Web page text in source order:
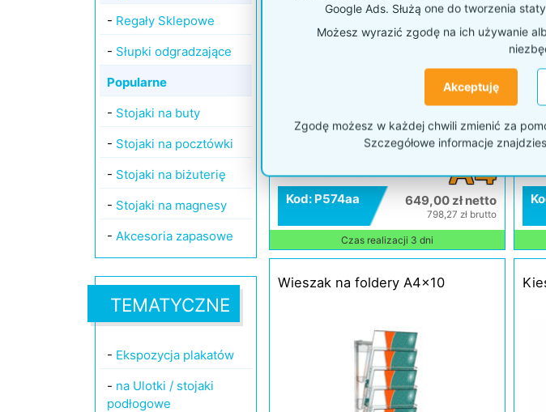
- Regały Sklepowe
- Słupki odgradzające
Popularne
- Stojaki na buty
- Stojaki na pocztówki
- Stojaki na biżuterię
- Stojaki na magnesy
- Akcesoria zapasowe
TEMATYCZNE
- Ekspozycja plakatów
- na Ulotki / stojaki
podłogowe
A4
Kod: P574aa 649,00 zł netto
798,27 zł brutto
Czas realizacji 3 dni
Wieszak na foldery A4x10
Google Ads. Służą one do tworzenia
Możesz wyrazić zgodę na ich używanie
Akceptuję
Zgodę możesz w każdej chwili zmienić za
Szczegółowe informacje